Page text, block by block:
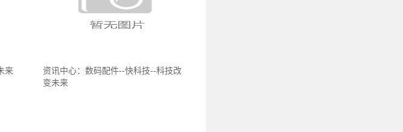
来
资讯中心：数码配件--快科技--科技改
变未来